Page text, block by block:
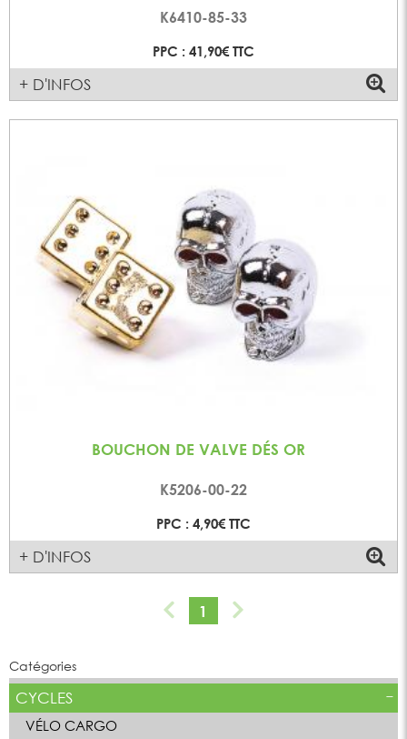
Catégories
CYCLES
VÉLO CARGO
K6410-85-33
PPC : 41,90€ TTC
+ D'INFOS
BOUCHON DE VALVE DÉS OR
K5206-00-22
PPC : 4,90€ TTC
+ D'INFOS
1